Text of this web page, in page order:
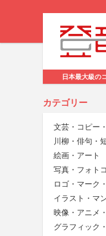
日本最大級の
カテゴリー
文芸・コピー
川柳・俳句・
絵画・アート
写真・フォト
ロゴ・マーク
イラスト・マ
映像・アニメ
グラフィック